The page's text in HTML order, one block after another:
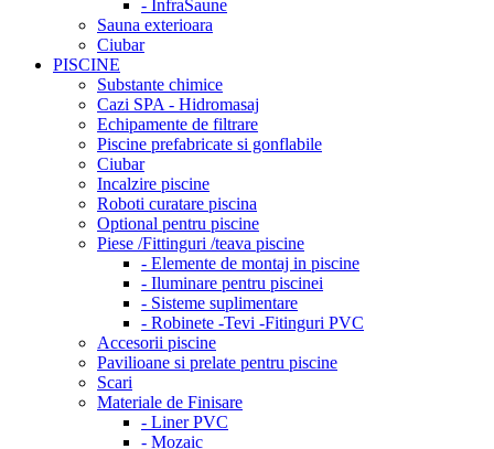
- InfraSaune
Sauna exterioara
Ciubar
PISCINE
Substante chimice
Cazi SPA - Hidromasaj
Echipamente de filtrare
Piscine prefabricate si gonflabile
Ciubar
Incalzire piscine
Roboti curatare piscina
Optional pentru piscine
Piese /Fittinguri /teava piscine
- Elemente de montaj in piscine
- Iluminare pentru piscinei
- Sisteme suplimentare
- Robinete -Tevi -Fitinguri PVC
Accesorii piscine
Pavilioane si prelate pentru piscine
Scari
Materiale de Finisare
- Liner PVC
- Mozaic